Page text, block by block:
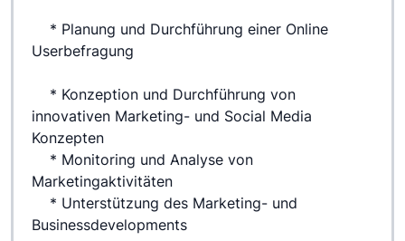
Userbefragung
innovativen Marketing- und Social Media
Konzepten
Marketingaktivitäten
Businessdevelopments